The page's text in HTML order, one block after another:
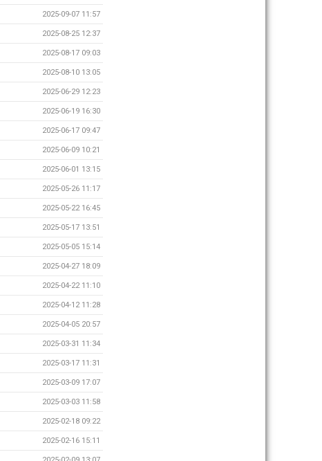
2025-09-07 11:57
2025-08-25 12:37
2025-08-17 09:03
2025-08-10 13:05
2025-06-29 12:23
2025-06-19 16:30
2025-06-17 09:47
2025-06-09 10:21
2025-06-01 13:15
2025-05-26 11:17
2025-05-22 16:45
2025-05-17 13:51
2025-05-05 15:14
2025-04-27 18:09
2025-04-22 11:10
2025-04-12 11:28
2025-04-05 20:57
2025-03-31 11:34
2025-03-17 11:31
2025-03-09 17:07
2025-03-03 11:58
2025-02-18 09:22
2025-02-16 15:11